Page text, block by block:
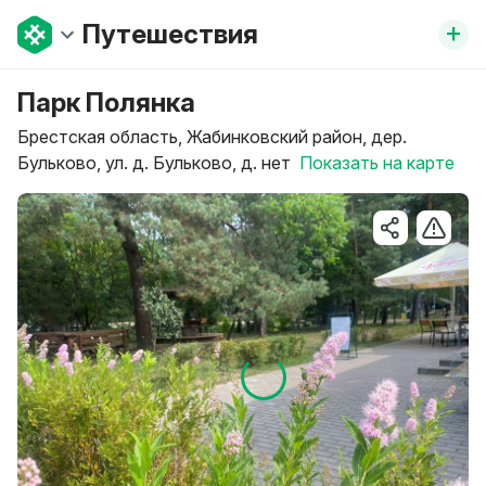
Путешествия +
Парк Полянка
Брестская область, Жабинковский район, дер.
Бульково, ул. д. Бульково, д. нет Показать на карте